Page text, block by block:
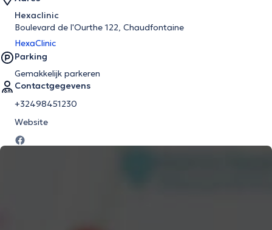
Hexaclinic
Boulevard de l'Ourthe 122, Chaudfontaine
HexaClinic
Parking
Gemakkelijk parkeren
Contactgegevens
+32498451230
Website